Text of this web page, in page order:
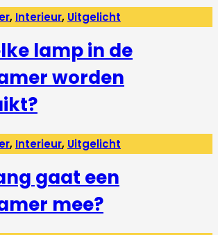
, Interieur, Uitgelicht
lamp in de
worden
, Interieur, Uitgelicht
gaat een
mee?